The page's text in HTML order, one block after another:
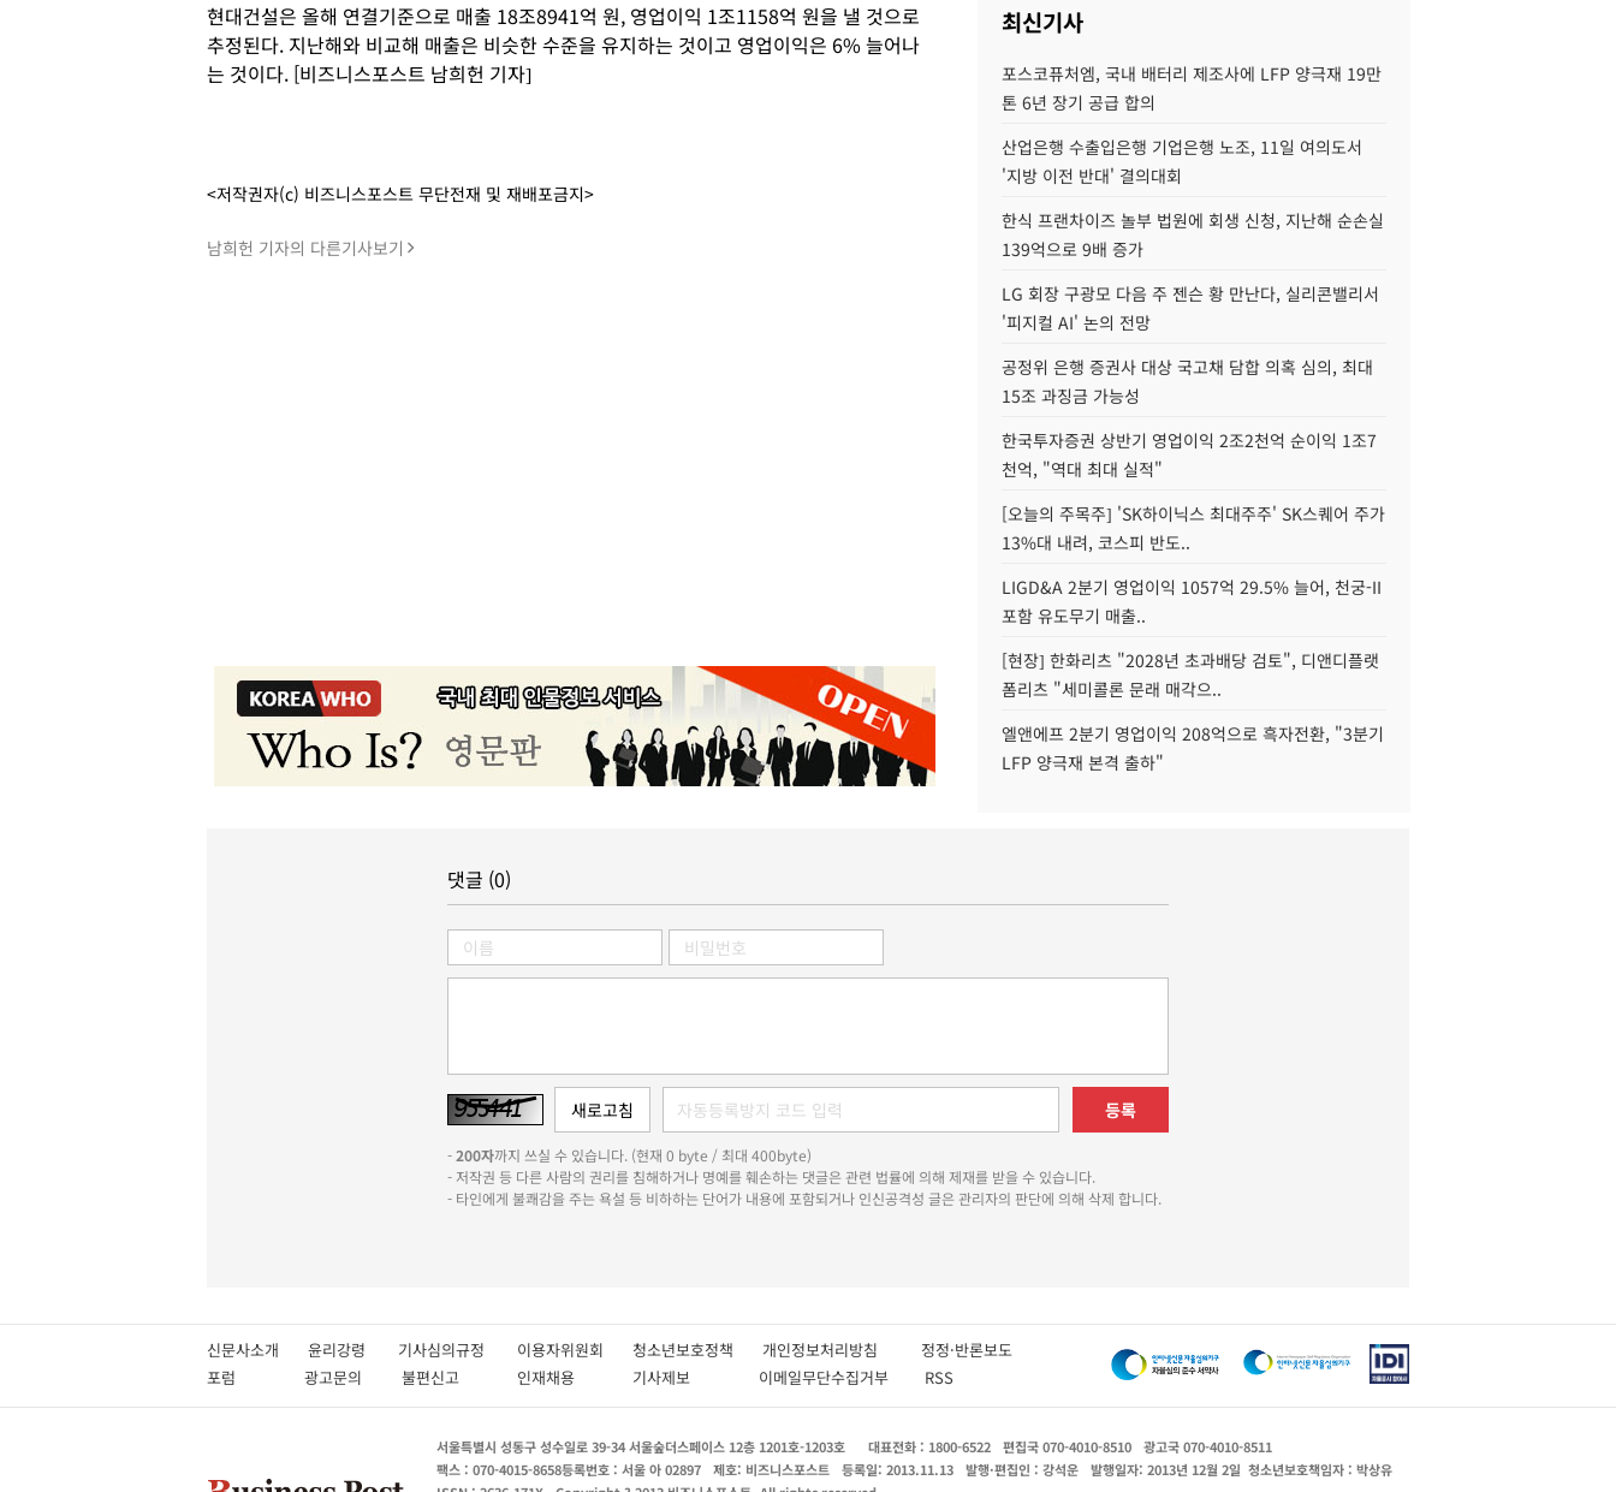
현대건설은 올해 연결기준으로 매출 18조8941억 원, 영업이익 1조1158억 원을 낼 것으로
추정된다. 지난해와 비교해 매출은 비슷한 수준을 유지하는 것이고 영업이익은 6% 늘어나
는 것이다. [비즈니스포스트 남희헌 기자]
<저작권자(c) 비즈니스포스트 무단전재 및 재배포금지>
남희헌 기자의 다른기사보기
최신기사
포스코퓨처엠, 국내 배터리 제조사에 LFP 양극재 19만
톤 6년 장기 공급 합의
산업은행 수출입은행 기업은행 노조, 11일 여의도서
'지방 이전 반대' 결의대회
한식 프랜차이즈 놀부 법원에 회생 신청, 지난해 순손실
139억으로 9배 증가
LG 회장 구광모 다음 주 젠슨 황 만난다, 실리콘밸리서
'피지컬 AI' 논의 전망
공정위 은행 증권사 대상 국고채 담합 의혹 심의, 최대
15조 과징금 가능성
한국투자증권 상반기 영업이익 2조2천억 순이익 1조7
천억, "역대 최대 실적"
[오늘의 주목주] 'SK하이닉스 최대주주' SK스퀘어 주가
13%대 내려, 코스피 반도..
LIGD&A 2분기 영업이익 1057억 29.5% 늘어, 천궁-II
포함 유도무기 매출..
[현장] 한화리츠 "2028년 초과배당 검토", 디앤디플랫
폼리츠 "세미콜론 문래 매각으..
엘앤에프 2분기 영업이익 208억으로 흑자전환, "3분기
LFP 양극재 본격 출하"
댓글 (0)
등록
-200자까지 쓰실 수 있습니다. (현재 0 byte / 최대 400byte)
- 저작권 등 다른 사람의 권리를 침해하거나 명예를 훼손하는 댓글은 관련 법률에 의해 제재를 받을 수 있습니다.
- 타인에게 불쾌감을 주는 욕설 등 비하하는 단어가 내용에 포함되거나 인신공격성 글은 관리자의 판단에 의해 삭제 합니다.
신문사소개 윤리강령 기사심의규정 이용자위원회 청소년보호정책 개인정보처리방침 정정·반론보도
포럼
광고문의 불편신고 인재채용 기사제보 이메일무단수집거부 RSS
서울특별시 성동구 성수일로 39-34 서울숲더스페이스 12층 1201호-1203호 대표전화 : 1800-6522 편집국 070-4010-8510
광고국 070-4010-8511
팩스 : 070-4015-8658등록번호 : 서울 아 02897 제호: 비즈니스포스트 등록일: 2013.11.13 발행·편집인 : 강석운 발행일자: 2013년 12월 2일 청소년보호책임자 : 박상유